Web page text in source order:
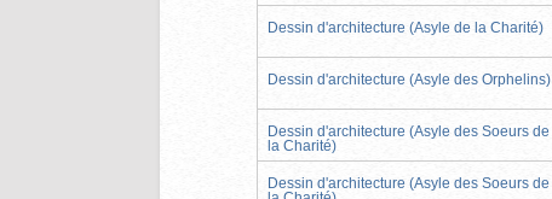
Dessin d'architecture (Asyle de la Charité)
Dessin d'architecture (Asyle des Orphelins)
Dessin d'architecture (Asyle des Soeurs de
la Charité)
Dessin d'architecture (Asyle des Soeurs de